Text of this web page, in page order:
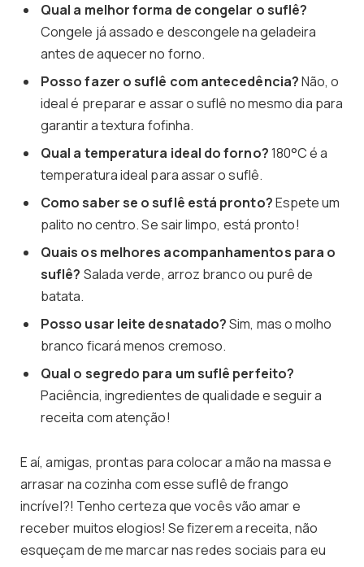
Qual a melhor forma de congelar o suflê?
Congele já assado e descongele na geladeira
antes de aquecer no forno.
Posso fazer o suflê com antecedência?Não, o
ideal é preparar e assar o suflê no mesmo dia para
garantir a textura fofinha.
Qual a temperatura ideal do forno?180°C é a
temperatura ideal para assar o suflê.
Como saber se o suflê está pronto?Espete um
palito no centro. Se sair limpo, está pronto!
Quais os melhores acompanhamentos para o
suflê? Salada verde, arroz branco ou purê de
batata.
Posso usar leite desnatado?Sim, mas o molho
branco ficará menos cremoso.
Qual o segredo para um suflê perfeito?
Paciência, ingredientes de qualidade e seguir a
receita com atenção!
E aí, amigas, prontas para colocar a mão na massa e
arrasar na cozinha com esse suflê de frango
incrível?! Tenho certeza que vocês vão amar e
receber muitos elogios! Se fizerem a receita, não
esqueçam de me marcar nas redes sociais para eu